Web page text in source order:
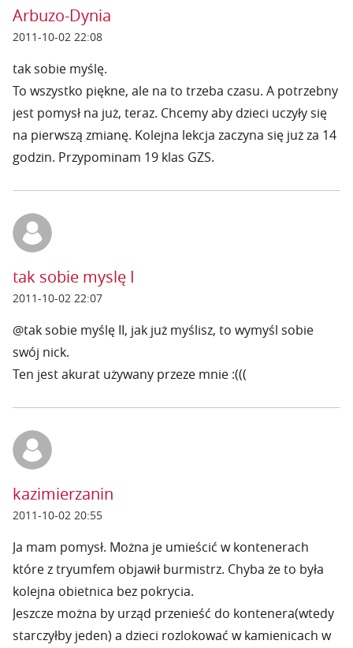
Arbuzo-Dynia
2011-10-02 22:08
tak sobie myślę.
To wszystko piękne, ale na to trzeba czasu. A potrzebny
jest pomysł na już, teraz. Chcemy aby dzieci uczyły się
na pierwszą zmianę. Kolejna lekcja zaczyna się już za 14
godzin. Przypominam 19 klas GZS.
tak sobie myslę I
2011-10-02 22:07
@tak sobie myślę II, jak już myślisz, to wymyśl sobie
swój nick.
Ten jest akurat używany przeze mnie :(((
kazimierzanin
2011-10-02 20:55
Ja mam pomysł. Można je umieścić w kontenerach
które z tryumfem objawił burmistrz. Chyba że to była
kolejna obietnica bez pokrycia.
Jeszcze można by urząd przenieść do kontenera(wtedy
starczyłby jeden) a dzieci rozlokować w kamienicach w